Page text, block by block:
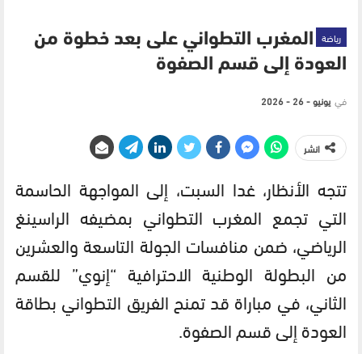
رياضة المغرب التطواني على بعد خطوة من
العودة إلى قسم الصفوة
في يونيو - 26 - 2026
انشر
تتجه الأنظار، غدا السبت، إلى المواجهة الحاسمة
التي تجمع المغرب التطواني بمضيفه الراسينغ
الرياضي، ضمن منافسات الجولة التاسعة والعشرين
من البطولة الوطنية الاحترافية “إنوي” للقسم
الثاني، في مباراة قد تمنح الفريق التطواني بطاقة
العودة إلى قسم الصفوة.